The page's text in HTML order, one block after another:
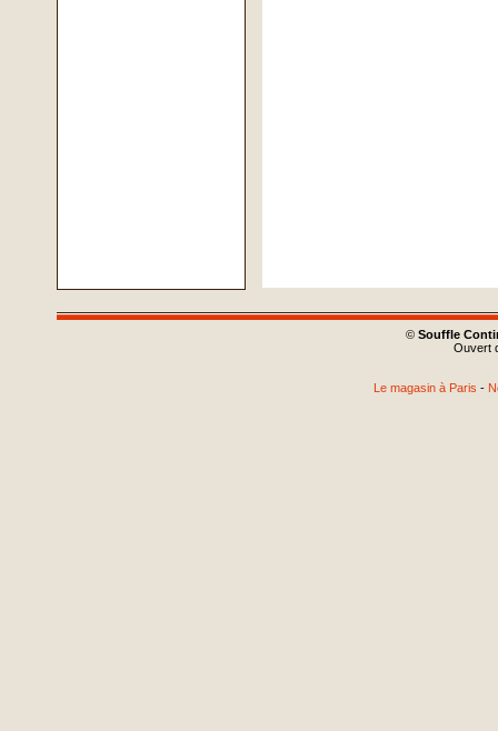
© Souffle
Ouvert
Le magasin à Paris -